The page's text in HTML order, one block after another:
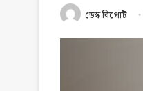
ডেস্ক রিপোর্ট